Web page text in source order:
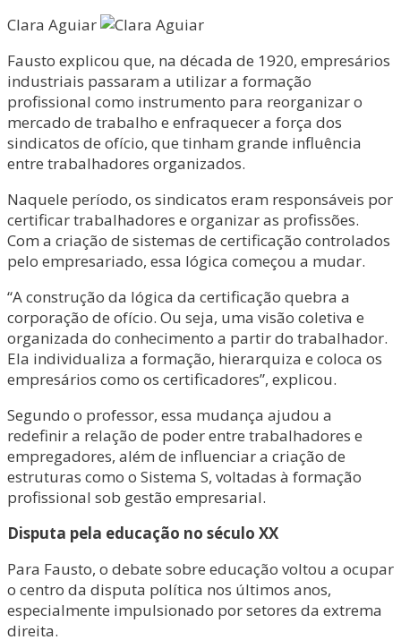
Clara Aguiar
Fausto explicou que, na década de 1920, empresários
industriais passaram a utilizar a formação
profissional como instrumento para reorganizar o
mercado de trabalho e enfraquecer a força dos
sindicatos de ofício, que tinham grande influência
entre trabalhadores organizados.
Naquele período, os sindicatos eram responsáveis por
certificar trabalhadores e organizar as profissões.
Com a criação de sistemas de certificação controlados
pelo empresariado, essa lógica começou a mudar.
“A construção da lógica da certificação quebra a
corporação de ofício. Ou seja, uma visão coletiva e
organizada do conhecimento a partir do trabalhador.
Ela individualiza a formação, hierarquiza e coloca os
empresários como os certificadores”, explicou.
Segundo o professor, essa mudança ajudou a
redefinir a relação de poder entre trabalhadores e
empregadores, além de influenciar a criação de
estruturas como o Sistema S, voltadas à formação
profissional sob gestão empresarial.
Disputa pela educação no século XX
Para Fausto, o debate sobre educação voltou a ocupar
o centro da disputa política nos últimos anos,
especialmente impulsionado por setores da extrema
direita.